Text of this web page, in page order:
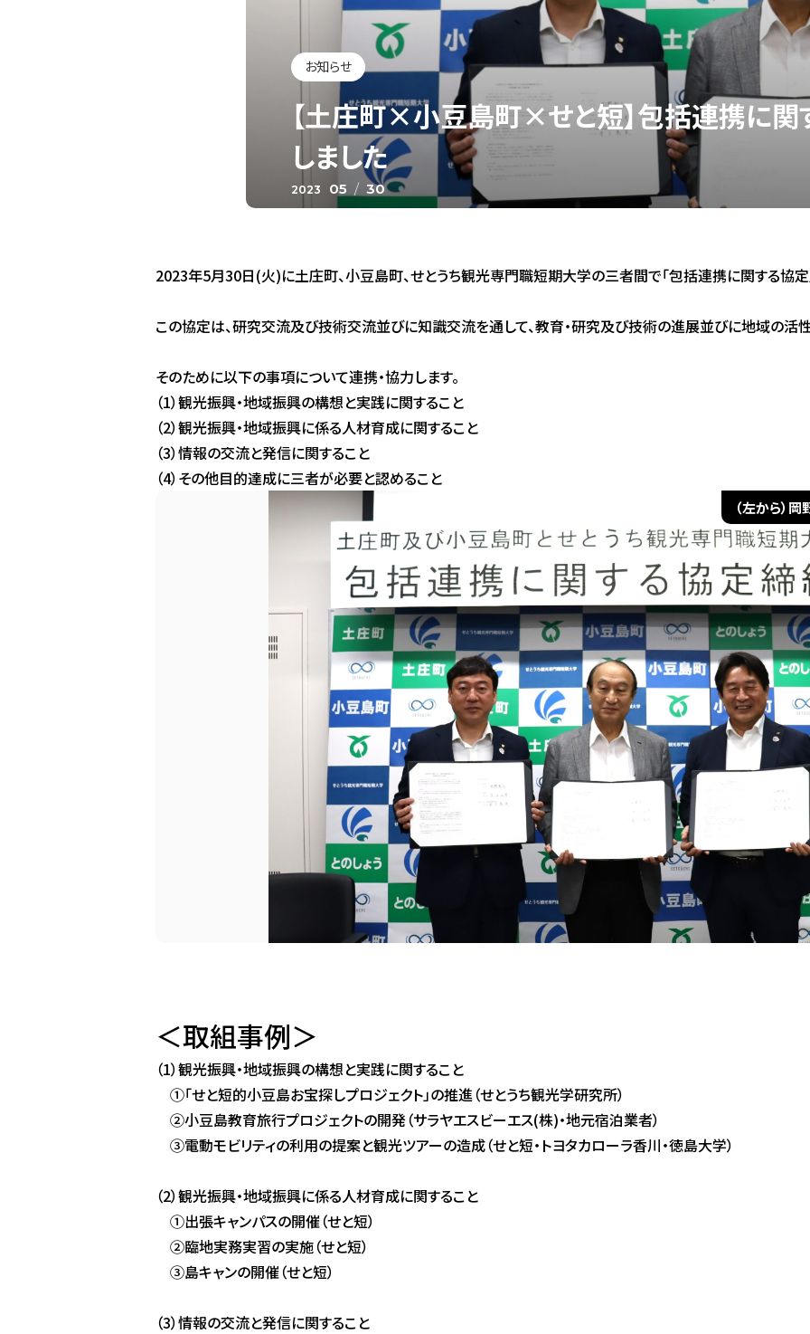
お知らせ
【土庄町×小豆島町×せと短】包括連携に
しました
2023 05 / 30
（左から
2023年5月30日(火)に土庄町、小豆島町、せとうち観光専門職短期大学の三者間で「包括連携に関する協定
この協定は、研究交流及び技術交流並びに知識交流を通して、教育・研究及び技術の進展並びに地域の活
そのために以下の事項について連携・協力します。
（1）観光振興・地域振興の構想と実践に関すること
（2）観光振興・地域振興に係る人材育成に関すること
（3）情報の交流と発信に関すること
（4）その他目的達成に三者が必要と認めること
＜取組事例＞
（1）観光振興・地域振興の構想と実践に関すること
①「せと短的小豆島お宝探しプロジェクト」の推進（せとうち観光学研究所）
②小豆島教育旅行プロジェクトの開発（サラヤエスビーエス(株)・地元宿泊業者）
③電動モビリティの利用の提案と観光ツアーの造成（せと短・トヨタカローラ香川・徳島大学）
（2）観光振興・地域振興に係る人材育成に関すること
①出張キャンパスの開催（せと短）
②臨地実務実習の実施（せと短）
③島キャンの開催（せと短）
（3）情報の交流と発信に関すること